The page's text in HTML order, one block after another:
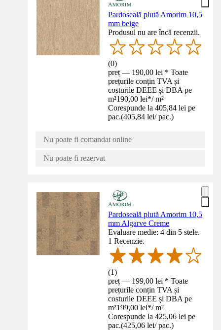
Pardoseală plută Amorim 10,5
mm beige
Produsul nu are încă recenzii.
(0)
preț — 190,00 lei * Toate
prețurile conțin TVA și
costurile DEEE și DBA pe
m²190,00 lei*/ m²
Corespunde la 405,84 lei pe
pac.(405,84 lei/ pac.)
Nu poate fi comandat online
Nu poate fi rezervat
Pardoseală plută Amorim 10,5
mm Algarve Creme
Evaluare medie: 4 din 5 stele.
1 Recenzie.
(1)
preț — 199,00 lei * Toate
prețurile conțin TVA și
costurile DEEE și DBA pe
m²199,00 lei*/ m²
Corespunde la 425,06 lei pe
pac.(425,06 lei/ pac.)